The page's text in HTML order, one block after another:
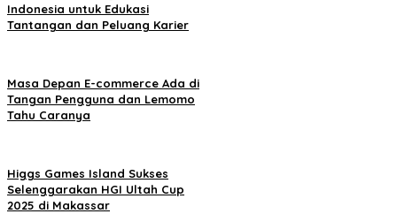
Indonesia untuk Edukasi
Tantangan dan Peluang Karier
Masa Depan E-commerce Ada di
Tangan Pengguna dan Lemomo
Tahu Caranya
Higgs Games Island Sukses
Selenggarakan HGI Ultah Cup
2025 di Makassar